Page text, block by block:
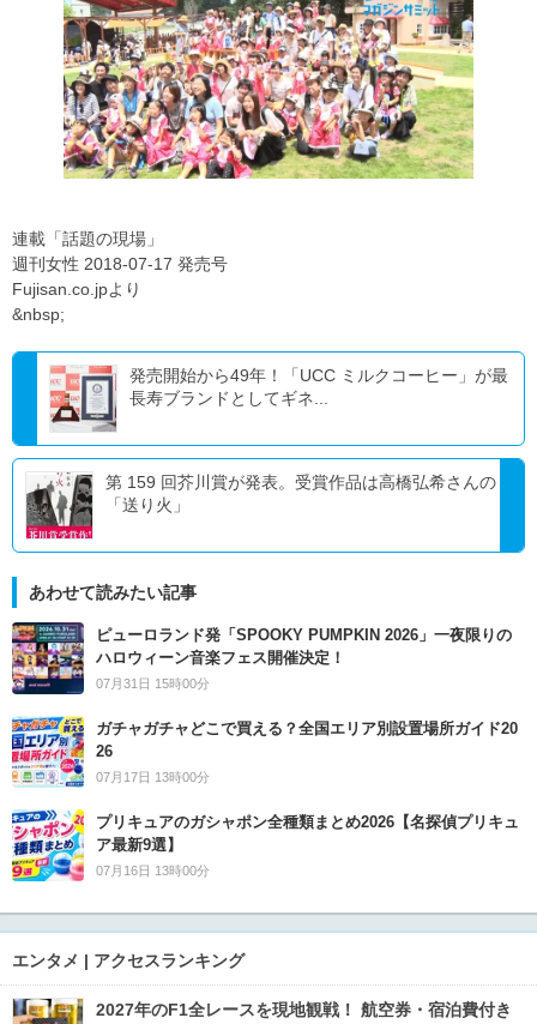
連載「話題の現場」
週刊女性 2018-07-17 発売号
Fujisan.co.jpより
&nbsp;
発売開始から49年！「UCC ミルクコーヒー」が最
長寿ブランドとしてギネ...
第 159 回芥川賞が発表。受賞作品は高橋弘希さんの
「送り火」
あわせて読みたい記事
ピューロランド発「SPOOKY PUMPKIN 2026」一夜限りの
ハロウィーン音楽フェス開催決定！
07月31日 15時00分
ガチャガチャどこで買える？全国エリア別設置場所ガイド20
26
07月17日 13時00分
プリキュアのガシャポン全種類まとめ2026【名探偵プリキュ
ア最新9選】
07月16日 13時00分
エンタメ | アクセスランキング
2027年のF1全レースを現地観戦！ 航空券・宿泊費付き